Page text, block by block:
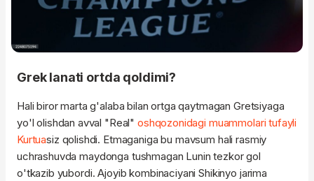
Grek lanati ortda qoldimi?
Hali biror marta g'alaba bilan ortga qaytmagan Gretsiyaga
yo'l olishdan avval "Real" oshqozonidagi muammolari tufayli
Kurtuasiz qolishdi. Etmaganiga bu mavsum hali rasmiy
uchrashuvda maydonga tushmagan Lunin tezkor gol
o'tkazib yubordi. Ajoyib kombinaciyani Shikinyo jarima